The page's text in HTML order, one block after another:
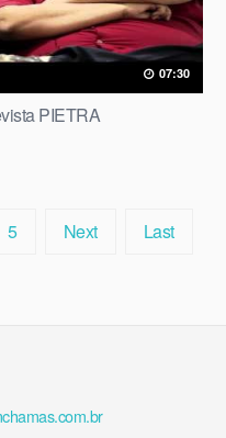
07:30
PIETRA
5 Next Last